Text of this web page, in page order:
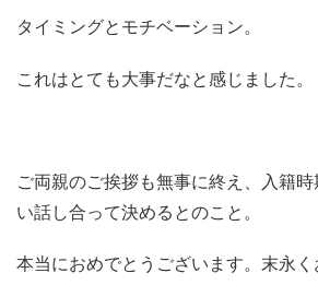
タイミングとモチベーション。
これはとても大事だなと感じました。
ご両親のご挨拶も無事に終え、入籍
い話し合って決めるとのこと。
本当におめでとうございます。末永く